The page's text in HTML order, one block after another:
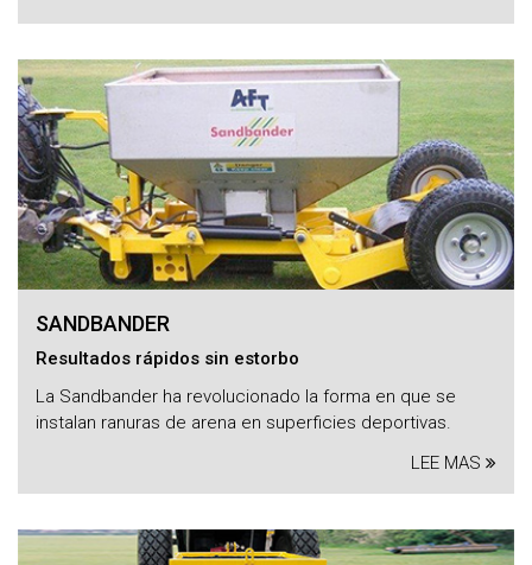
SANDBANDER
Resultados rápidos sin estorbo
La Sandbander ha revolucionado la forma en que se
instalan ranuras de arena en superficies deportivas.
LEE MAS